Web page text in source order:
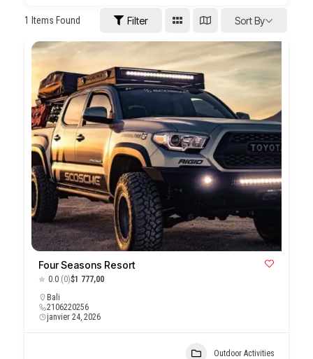
1 Items Found Filter Sort By
Four Seasons Resort
0.0 (0)$1 777,00
Bali
2106220256
janvier 24, 2026
Outdoor Activities